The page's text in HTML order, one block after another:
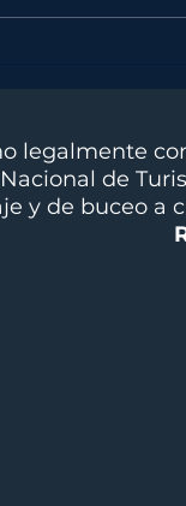
legalmente
de
y de buceo a